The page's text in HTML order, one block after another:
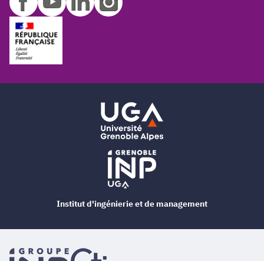
Institut d'ingénierie et de management